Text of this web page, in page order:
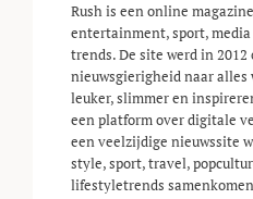
Rush is een online
entertainment, sport,
trends. De site werd in
nieuwsgierigheid naar
leuker, slimmer en
een platform over digitale
een veelzijdige nieuwssite
style, sport, travel,
lifestyle­trends